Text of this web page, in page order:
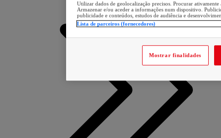
Utilizar dados de geolocalização precisos. Procurar
Armazenar e/ou aceder a informações num dispositivo.
publicidade e conteúdos, estudos de audiência e
Lista de parceiros (fornecedores)
Mostrar finalidades